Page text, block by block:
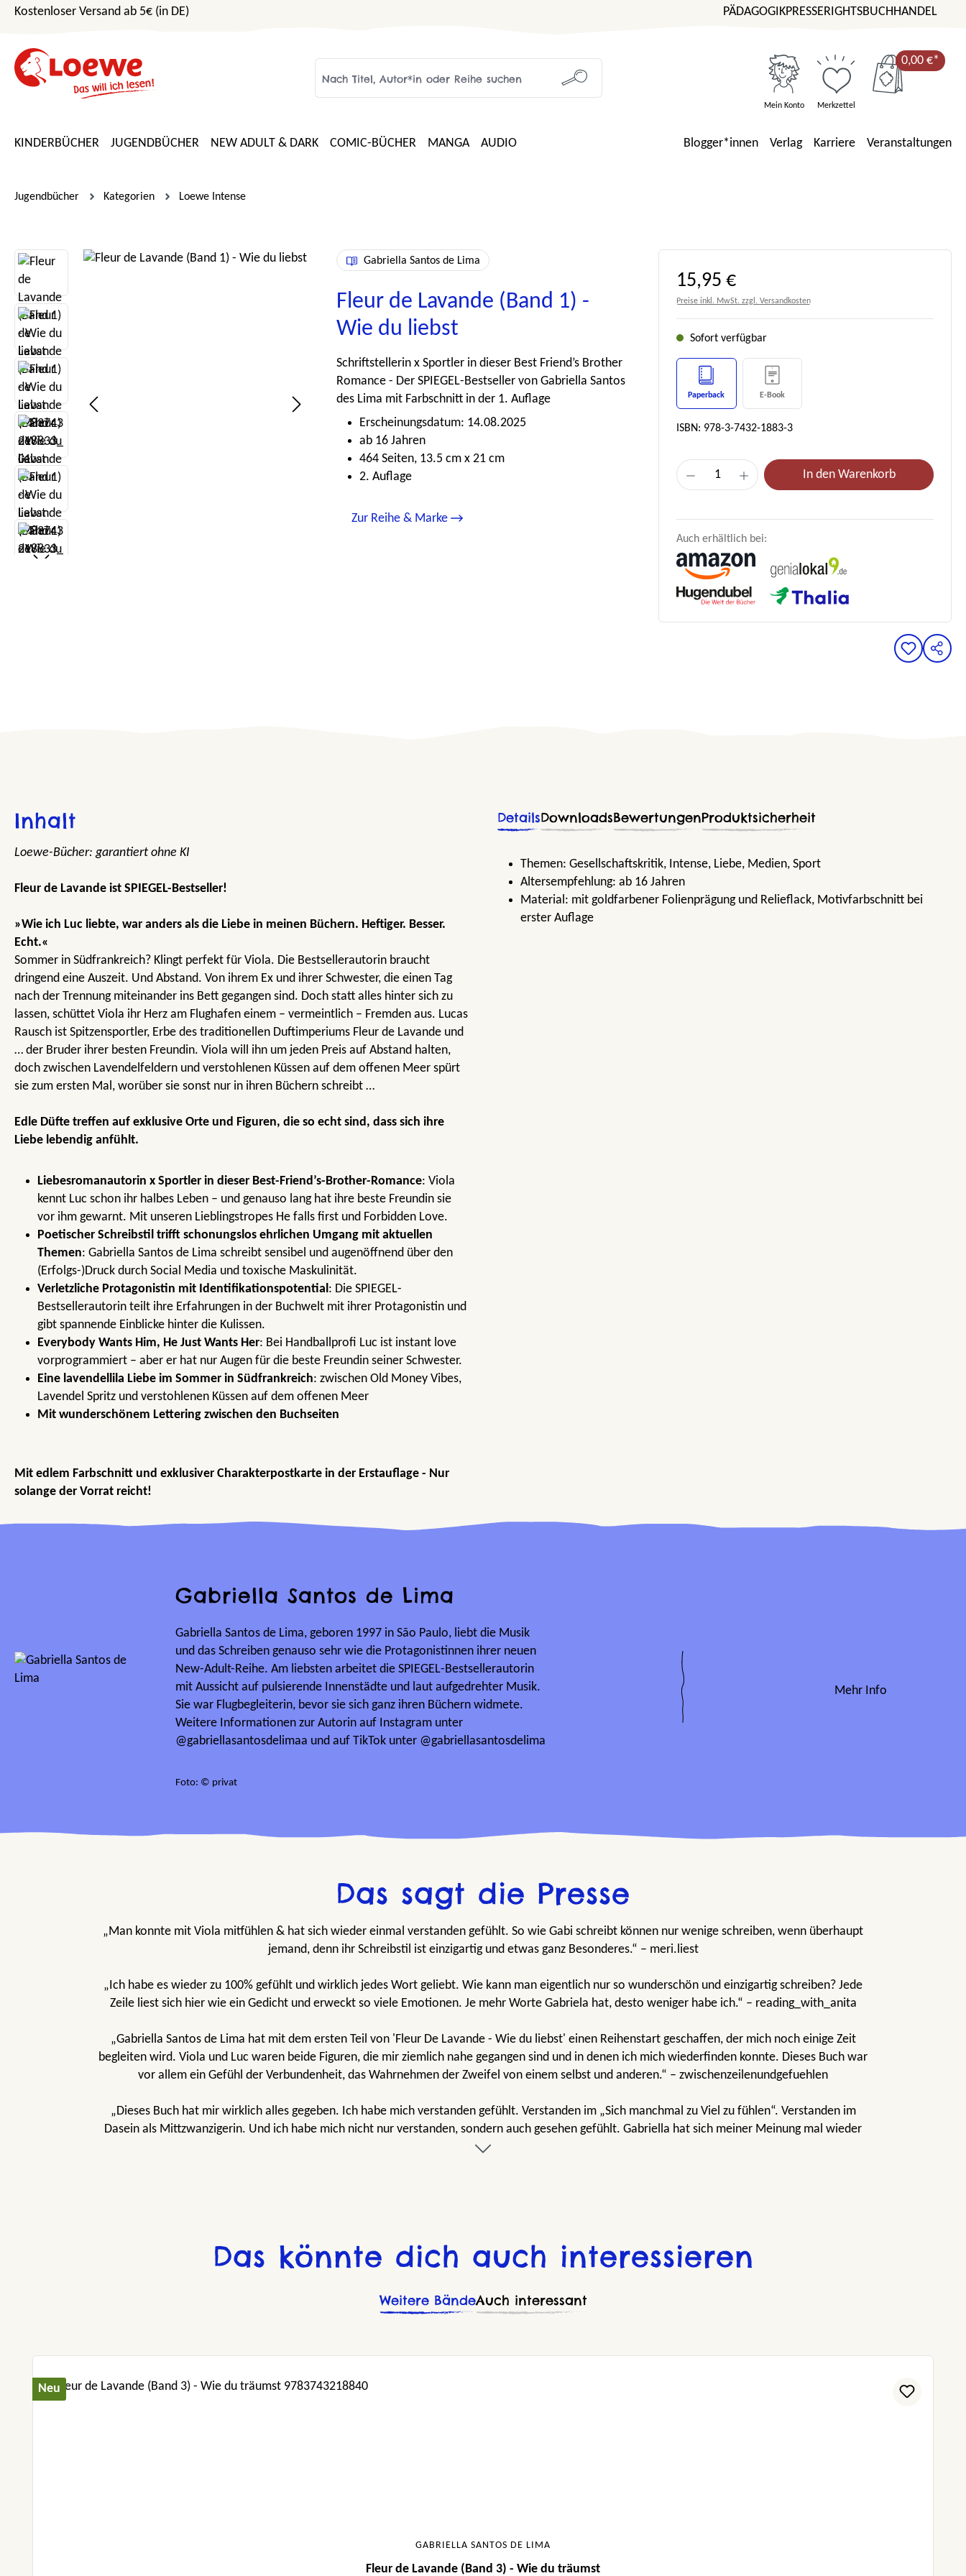
Hauptinhalt springen
Zur Suche springen
Zur Hauptnavigation springen
Kostenloser Versand ab 5€ (in DE) PÄDAGOGIKPRESSERIGHTSBUCHHANDEL
Mein Konto Merkzettel
0,00 €*
KINDERBÜCHER JUGENDBÜCHER NEW ADULT & DARK COMIC-BÜCHER MANGA AUDIO Blogger*innen Verlag Karriere Veranstaltungen
Jugendbücher Kategorien Loewe Intense
Bildergalerie überspringen Gabriella Santos de Lima
Fleur de Lavande (Band 1) -
Wie du liebst
Schriftstellerin x Sportler in dieser Best Friend’s Brother
Romance - Der SPIEGEL-Bestseller von Gabriella Santos
des Lima mit Farbschnitt in der 1. Auflage
Erscheinungsdatum: 14.08.2025
ab 16 Jahren
464 Seiten, 13.5 cm x 21 cm
2. Auflage
Zur Reihe & Marke
Regulärer Preis:
15,95 €
Preise inkl. MwSt. zzgl. Versandkosten
Sofort verfügbar
Paperback E-Book
ISBN: 978-3-7432-1883-3
Produkt Anzahl: Gib den gewünschten
In den Warenkorb
Auch erhältlich bei:
Inhalt
Loewe-Bücher: garantiert ohne KI
Fleur de Lavande ist SPIEGEL-Bestseller!
»Wie ich Luc liebte, war anders als die Liebe in meinen Büchern. Heftiger. Besser.
Echt.«
Sommer in Südfrankreich? Klingt perfekt für Viola. Die Bestsellerautorin braucht
dringend eine Auszeit. Und Abstand. Von ihrem Ex und ihrer Schwester, die einen Tag
nach der Trennung miteinander ins Bett gegangen sind. Doch statt alles hinter sich zu
lassen, schüttet Viola ihr Herz am Flughafen einem – vermeintlich – Fremden aus. Lucas
Rausch ist Spitzensportler, Erbe des traditionellen Duftimperiums Fleur de Lavande und
… der Bruder ihrer besten Freundin. Viola will ihn um jeden Preis auf Abstand halten,
doch zwischen Lavendelfeldern und verstohlenen Küssen auf dem offenen Meer spürt
sie zum ersten Mal, worüber sie sonst nur in ihren Büchern schreibt …
Edle Düfte treffen auf exklusive Orte und Figuren, die so echt sind, dass sich ihre
Liebe lebendig anfühlt.
Liebesromanautorin x Sportler in dieser Best-Friend’s-Brother-Romance: Viola
kennt Luc schon ihr halbes Leben – und genauso lang hat ihre beste Freundin sie
vor ihm gewarnt. Mit unseren Lieblingstropes He falls first und Forbidden Love.
Poetischer Schreibstil trifft schonungslos ehrlichen Umgang mit aktuellen
Themen: Gabriella Santos de Lima schreibt sensibel und augenöffnend über den
(Erfolgs-)Druck durch Social Media und toxische Maskulinität.
Verletzliche Protagonistin mit Identifikationspotential: Die SPIEGEL-
Bestsellerautorin teilt ihre Erfahrungen in der Buchwelt mit ihrer Protagonistin und
gibt spannende Einblicke hinter die Kulissen.
Everybody Wants Him, He Just Wants Her: Bei Handballprofi Luc ist instant love
vorprogrammiert – aber er hat nur Augen für die beste Freundin seiner Schwester.
Eine lavendellila Liebe im Sommer in Südfrankreich: zwischen Old Money Vibes,
Lavendel Spritz und verstohlenen Küssen auf dem offenen Meer
Mit wunderschönem Lettering zwischen den Buchseiten
Mit edlem Farbschnitt und exklusiver Charakterpostkarte in der Erstauflage - Nur
solange der Vorrat reicht!
DetailsDownloadsBewertungenProduktsicherheit
Themen: Gesellschaftskritik, Intense, Liebe, Medien, Sport
Altersempfehlung: ab 16 Jahren
Material: mit goldfarbener Folienprägung und Relieflack, Motivfarbschnitt bei
erster Auflage
Gabriella Santos de Lima
Gabriella Santos de Lima, geboren 1997 in São Paulo, liebt die Musik
und das Schreiben genauso sehr wie die Protagonistinnen ihrer neuen
New-Adult-Reihe. Am liebsten arbeitet die SPIEGEL-Bestsellerautorin
mit Aussicht auf pulsierende Innenstädte und laut aufgedrehter Musik.
Sie war Flugbegleiterin, bevor sie sich ganz ihren Büchern widmete.
Weitere Informationen zur Autorin auf Instagram unter
@gabriellasantosdelimaa und auf TikTok unter @gabriellasantosdelima
Foto: © privat
Mehr Info
Das sagt die Presse
„Man konnte mit Viola mitfühlen & hat sich wieder einmal verstanden gefühlt. So wie Gabi schreibt können nur wenige schreiben, wenn überhaupt
jemand, denn ihr Schreibstil ist einzigartig und etwas ganz Besonderes.“ – meri.liest
„Ich habe es wieder zu 100% gefühlt und wirklich jedes Wort geliebt. Wie kann man eigentlich nur so wunderschön und einzigartig schreiben? Jede
Zeile liest sich hier wie ein Gedicht und erweckt so viele Emotionen. Je mehr Worte Gabriela hat, desto weniger habe ich.“ – reading_with_anita
„Gabriella Santos de Lima hat mit dem ersten Teil von 'Fleur De Lavande - Wie du liebst' einen Reihenstart geschaffen, der mich noch einige Zeit
begleiten wird. Viola und Luc waren beide Figuren, die mir ziemlich nahe gegangen sind und in denen ich mich wiederfinden konnte. Dieses Buch war
vor allem ein Gefühl der Verbundenheit, das Wahrnehmen der Zweifel von einem selbst und anderen.“ – zwischenzeilenundgefuehlen
„Dieses Buch hat mir wirklich alles gegeben. Ich habe mich verstanden gefühlt. Verstanden im „Sich manchmal zu Viel zu fühlen“. Verstanden im
Dasein als Mittzwanzigerin. Und ich habe mich nicht nur verstanden, sondern auch gesehen gefühlt. Gabriella hat sich meiner Meinung mal wieder
absolut selbst übertroffen!“ – zwischenbuchseitenundrealitaet
Das könnte dich auch interessieren
Weitere BändeAuch interessant
Neu
GABRIELLA SANTOS DE LIMA
Fleur de Lavande (Band 3) - Wie du träumst